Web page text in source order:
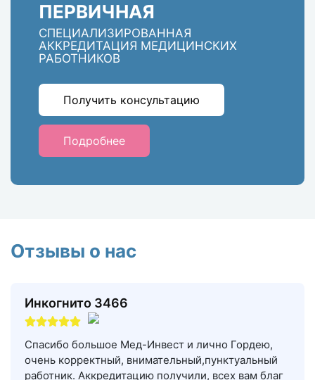
ПЕРВИЧНАЯ
СПЕЦИАЛИЗИРОВАННАЯ
АККРЕДИТАЦИЯ МЕДИЦИНСКИХ
РАБОТНИКОВ
Получить консультацию
Подробнее
Отзывы о нас
Инкогнито 3466
Спасибо большое Мед-Инвест и лично Гордею,
очень корректный, внимательный,пунктуальный
работник. Аккредитацию получили, всех вам благ